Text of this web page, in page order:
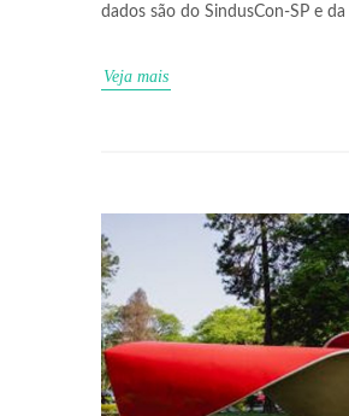
dados são do SindusCon-SP e da
Veja mais